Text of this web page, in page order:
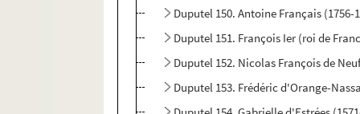
Duputel 150. Antoine Français (1756-
Duputel 151. François Ier (roi de
Duputel 152. Nicolas François de
Duputel 153. Frédéric d'Orange-